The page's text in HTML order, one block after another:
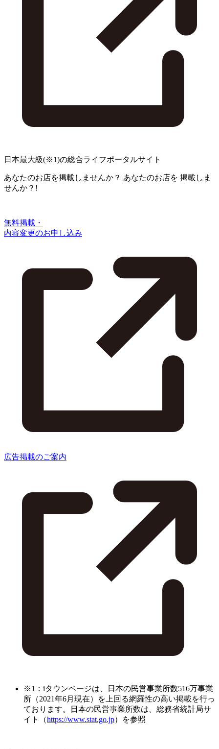
日本最大級(※1)の総合ライフポータルサイト
あなたのお店を掲載しませんか？ あなたのお店を 掲載しま
せんか？!
無料掲載・
内容変更のお申し込み
広告掲載のご案内
※1：iタウンページは、日本の民営事業所数516万事業
所（2021年6月現在）を上回る網羅性の高い掲載を行っ
ております。日本の民営事業所数は、総務省統計局サ
イト（https://www.stat.go.jp）を参照